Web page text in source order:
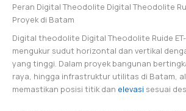
Peran Digital Theodolite Digital Theodolite
Proyek di Batam
Digital theodolite Digital Theodolite Ruide
mengukur sudut horizontal dan vertikal
yang tinggi. Dalam proyek bangunan
raya, hingga infrastruktur utilitas di Batam,
memastikan posisi titik dan elevasi sesuai